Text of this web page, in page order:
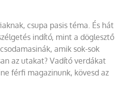
csupa pasis téma. És hát
indító, mint a döglesztő
amik sok-sok
az utakat? Vadító verdákat
férfi magazinunk, kövesd az